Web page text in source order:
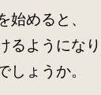
始めると、
るようにな
しょうか。